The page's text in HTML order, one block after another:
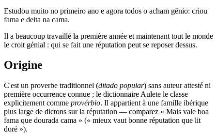
Estudou muito no primeiro ano e agora todos o acham gênio: criou
fama e deita na cama.
Il a beaucoup travaillé la première année et maintenant tout le monde
le croit génial : qui se fait une réputation peut se reposer dessus.
Origine
C'est un proverbe traditionnel (ditado popular) sans auteur attesté ni
première occurrence connue ; le dictionnaire Aulete le classe
explicitement comme provérbio. Il appartient à une famille ibérique
plus large de dictons sur la réputation — comparez « Mais vale boa
fama que dourada cama » (« mieux vaut bonne réputation que lit
doré »).